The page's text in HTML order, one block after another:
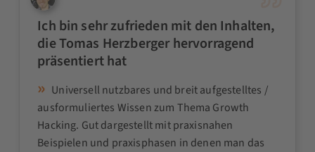
Ich bin sehr zufrieden mit den Inhalten,
die Tomas Herzberger hervorragend
präsentiert hat
Universell nutzbares und breit aufgestelltes /
ausformuliertes Wissen zum Thema Growth
Hacking. Gut dargestellt mit praxisnahen
Beispielen und praxisphasen in denen man das